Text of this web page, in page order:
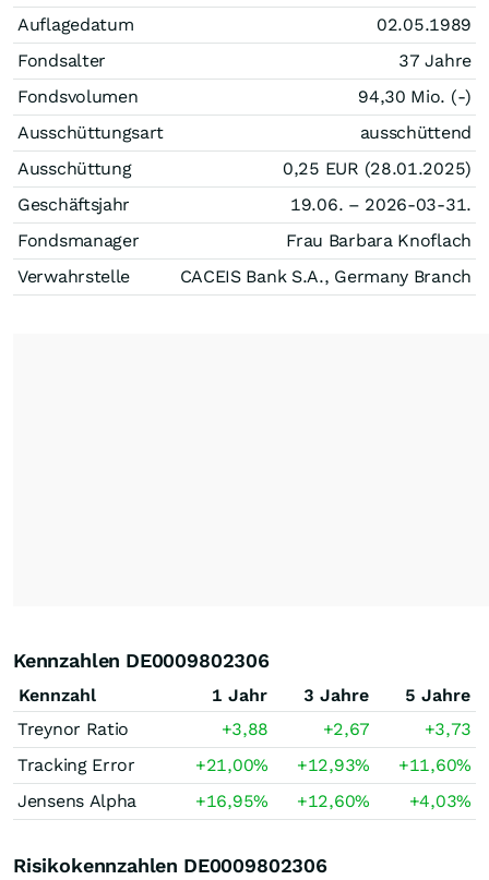
Auflagedatum
02.05.1989
Fondsalter
37 Jahre
Fondsvolumen
94,30 Mio. (-)
Ausschüttungsart
ausschüttend
Ausschüttung
0,25 EUR (28.01.2025)
Geschäftsjahr
19.06. – 2026-03-31.
Fondsmanager
Frau Barbara Knoflach
Verwahrstelle
CACEIS Bank S.A., Germany Branch
Kennzahlen DE0009802306
Kennzahl 1 Jahr 3 Jahre
5 Jahre
Treynor Ratio
+3,88 +2,67
+3,73
Tracking Error
+21,00% +12,93% +11,60%
Jensens Alpha
+16,95% +12,60% +4,03%
Risikokennzahlen DE0009802306